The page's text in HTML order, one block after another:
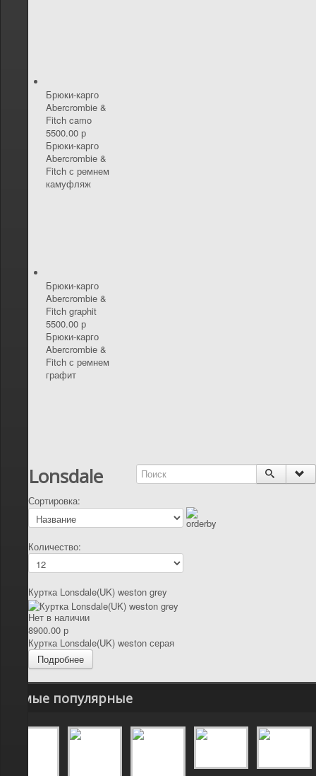
Брюки-карго
Abercrombie &
Fitch camo
5500.00 р
Брюки-карго
Abercrombie &
Fitch с ремнем
камуфляж
Брюки-карго
Abercrombie &
Fitch graphit
5500.00 р
Брюки-карго
Abercrombie &
Fitch с ремнем
графит
Lonsdale
Сортировка:
Количество:
Куртка Lonsdale(UK) weston grey
Нет в наличии
8900.00 р
Куртка Lonsdale(UK) weston серая
Подробнее
Самые популярные